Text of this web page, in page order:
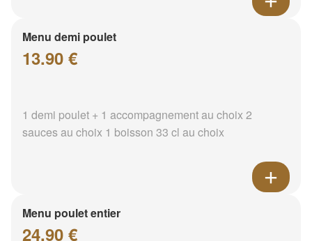
Menu demi poulet
13.90 €
1 demi poulet + 1 accompagnement au choix 2
sauces au choix 1 boisson 33 cl au choix
Menu poulet entier
24.90 €